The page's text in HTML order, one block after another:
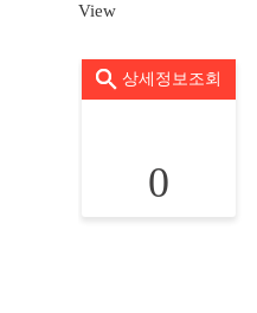
View
상세정보조회
0